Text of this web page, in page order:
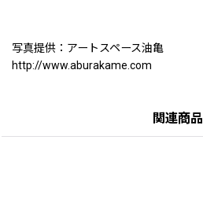
写真提供：アートスペース油亀
http://www.aburakame.com
関連商品